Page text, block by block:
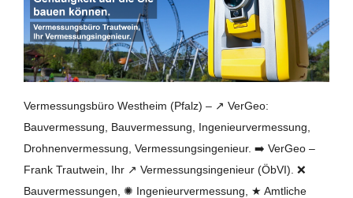
Vermessungsbüro Westheim (Pfalz) – ↗️ VerGeo:
Bauvermessung, Bauvermessung, Ingenieurvermessung,
Drohnenvermessung, Vermessungsingenieur. ➡️ VerGeo –
Frank Trautwein, Ihr ↗️ Vermessungsingenieur (ÖbVI). ❌
Bauvermessungen, ✺ Ingenieurvermessung, ★ Amtliche